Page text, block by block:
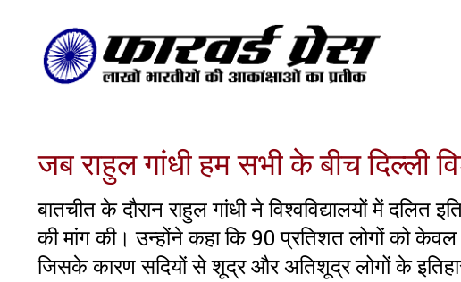
जब राहुल गांधी हम सभी के बीच दिल्ली
बातचीत के दौरान राहुल गांधी ने विश्वविद्यालयों में दलित
की मांग की। उन्होंने कहा कि 90 प्रतिशत लोगों को केवल
जिसके कारण सदियों से शूद्र और अतिशूद्र लोगों के